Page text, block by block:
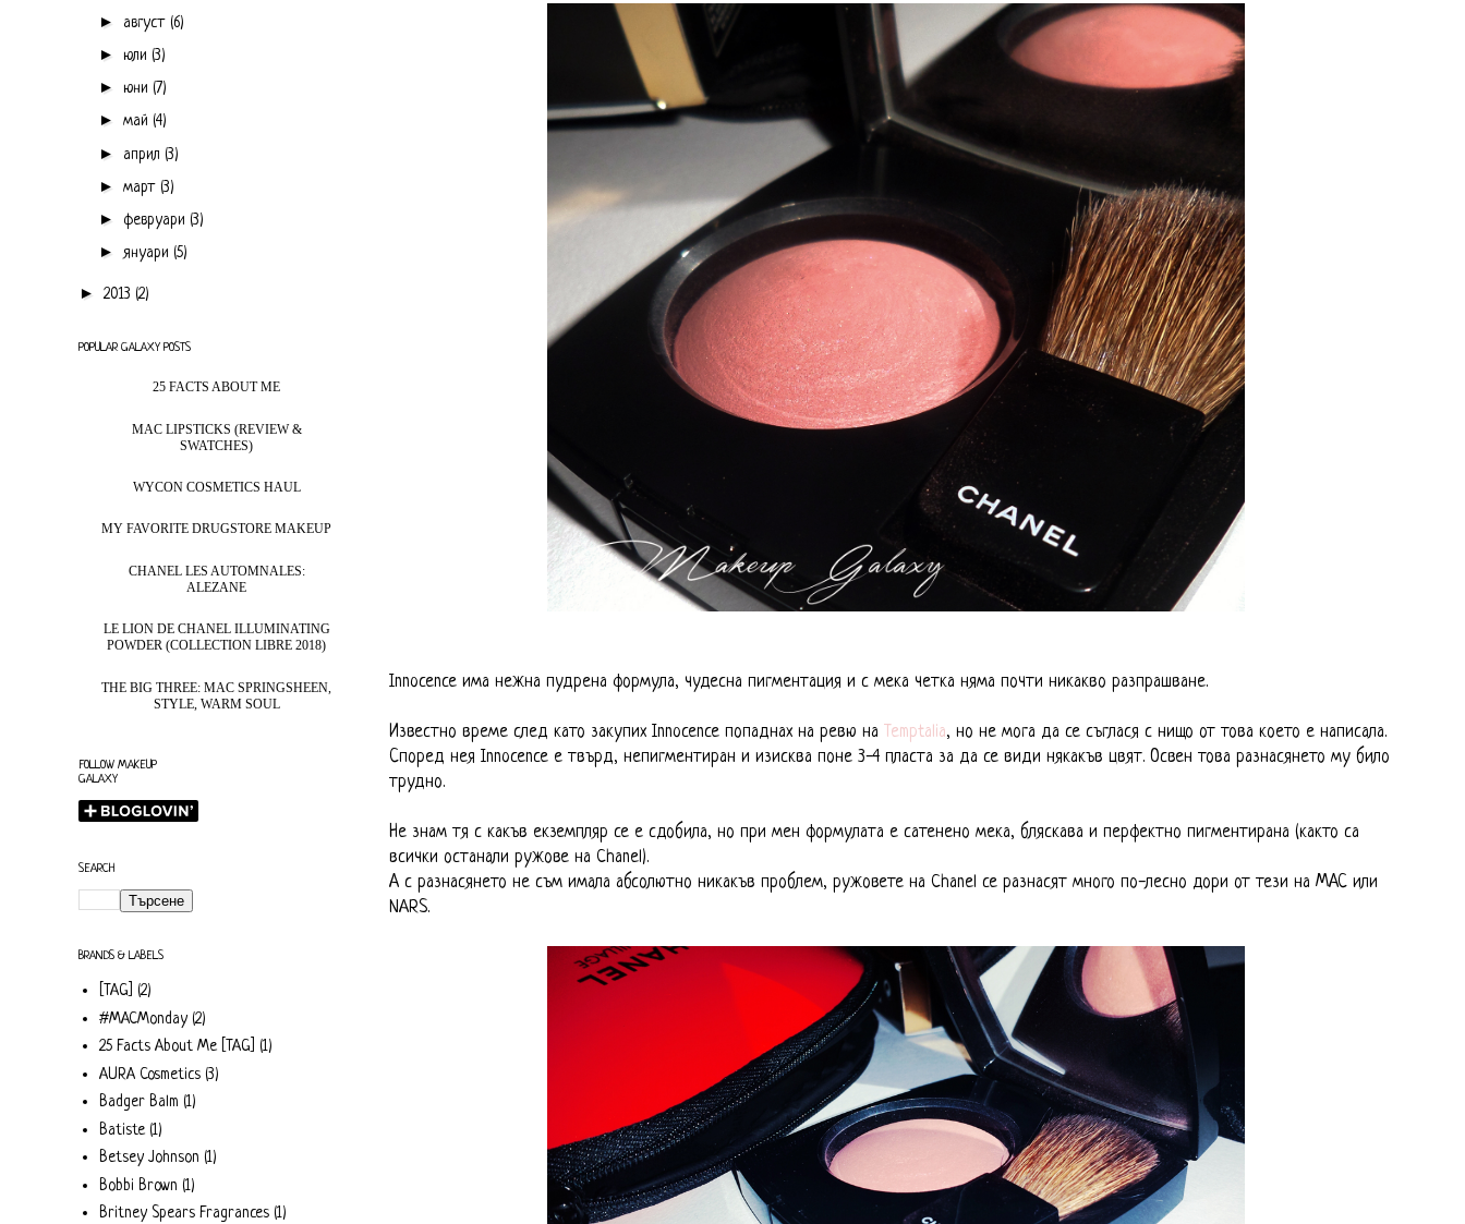
Innocence има нежна пудрена формула, чудесна пигментация и с мека четка няма почти никакво разпрашване.
Известно време след като закупих Innocence попаднах на ревю на Temptalia, но не мога да се съглася с нищо от това което е написала.
Според нея Innocence е твърд, непигментиран и изисква поне 3-4 пласта за да се види някакъв цвят. Освен това разнасянето му било
трудно.
Не знам тя с какъв екземпляр се е сдобила, но при мен формулата е сатенено мека, бляскава и перфектно пигментирана (както са
всички останали ружове на Chanel).
А с разнасянето не съм имала абсолютно никакъв проблем, ружовете на Chanel се разнасят много по-лесно дори от тези на МАС или
NARS.
► август (6)
► юли (3)
► юни (7)
► май (4)
► април (3)
► март (3)
► февруари (3)
► януари (5)
► 2013 (2)
POPULAR GALAXY POSTS
25 FACTS ABOUT ME
MAC LIPSTICKS (REVIEW &
SWATCHES)
WYCON COSMETICS HAUL
MY FAVORITE DRUGSTORE MAKEUP
CHANEL LES AUTOMNALES:
ALEZANE
LE LION DE CHANEL ILLUMINATING
POWDER (COLLECTION LIBRE 2018)
THE BIG THREE: MAC SPRINGSHEEN,
STYLE, WARM SOUL
FOLLOW MAKEUP
GALAXY
SEARCH
BRANDS & LABELS
[TAG] (2)
#MACMonday (2)
25 Facts About Me [TAG] (1)
AURA Cosmetics (3)
Badger Balm (1)
Batiste (1)
Betsey Johnson (1)
Bobbi Brown (1)
Britney Spears Fragrances (1)